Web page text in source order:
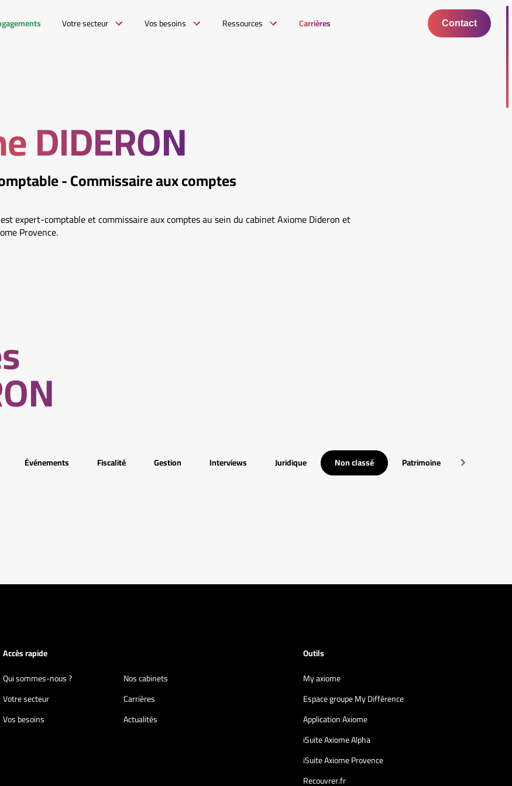
Votre secteur Vos besoins Ressources Carrières Contact
DIDERON
- Commissaire aux comptes
expert-comptable et commissaire aux comptes au sein du cabinet Axiome Dideron et
Provence.
Événements Fiscalité Gestion Interviews Juridique Non classé Patrimoine
Accès rapide
Qui sommes-nous ?
Nos cabinets
Votre secteur
Carrières
Vos besoins
Actualités
Outils
My axiome
Espace groupe My Différence
Application Axiome
iSuite Axiome Alpha
iSuite Axiome Provence
Recouvrer.fr